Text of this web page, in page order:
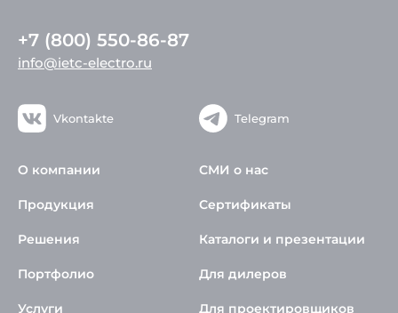
+7 (800) 550-86-87
info@ietc-electro.ru
Vkontakte Telegram
О компании
Продукция
Решения
Портфолио
Услуги
СМИ о нас
Сертификаты
Каталоги и презентации
Для дилеров
Для проектировщиков